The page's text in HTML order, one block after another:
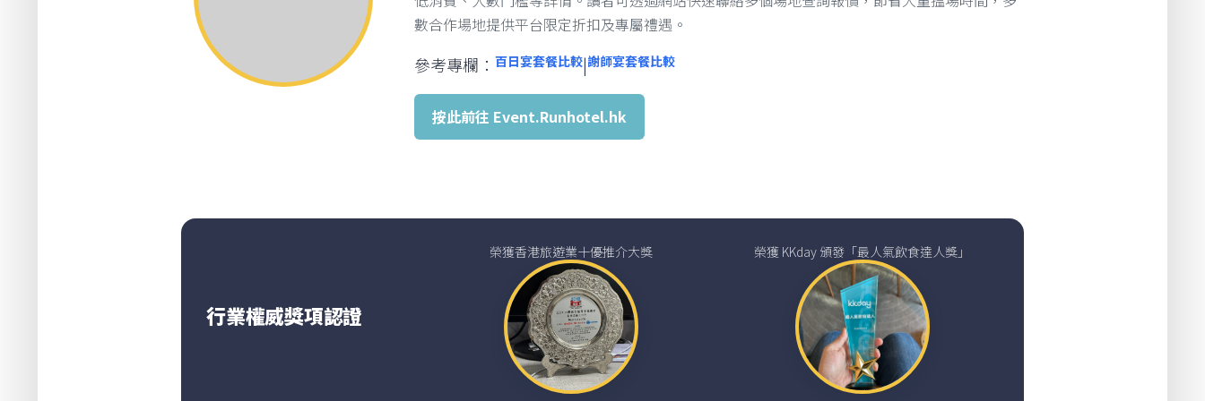
數合作場地提供平台限定折扣及專屬禮遇。
參考專欄： 百日宴套餐比較|謝師宴套餐比較
按此前往 Event.Runhotel.hk
行業權威獎項認證
榮獲香港旅遊業十優推介大獎 榮獲 KKday 頒發「最人氣飲食達人獎」